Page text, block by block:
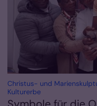
Christus- und
Kulturerbe